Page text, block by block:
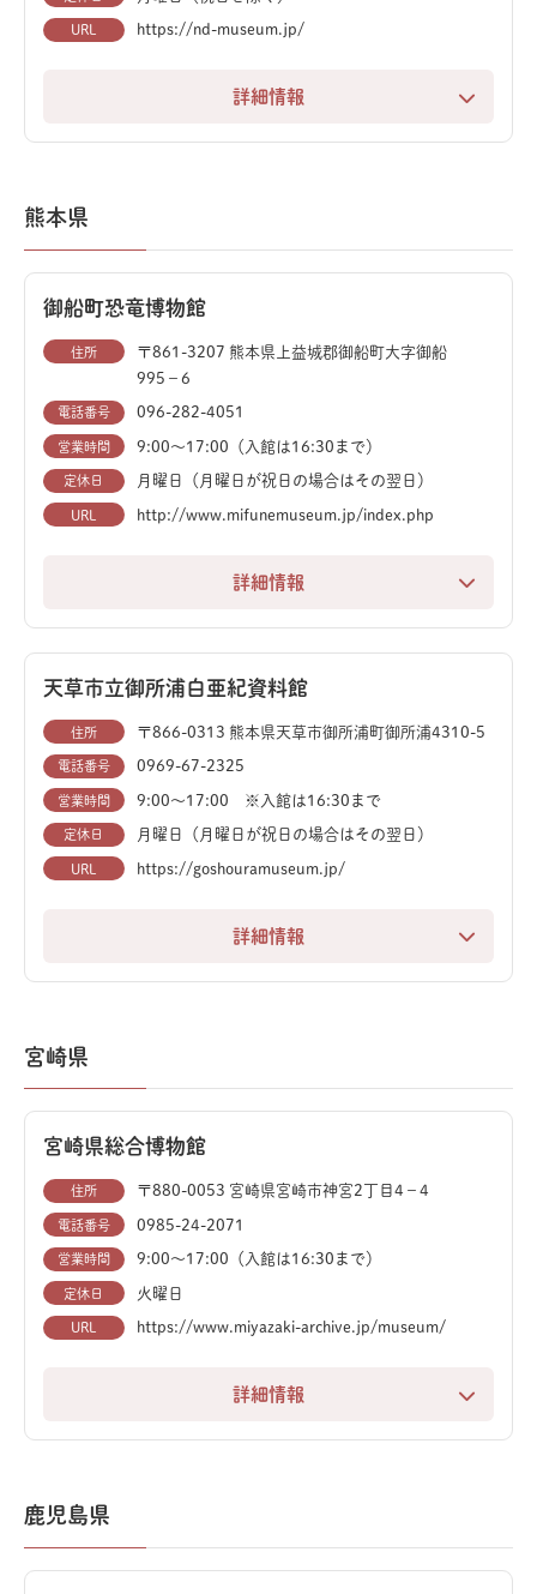
URL https://nd-museum.jp/
詳細情報
長崎市野母崎にあるベネックス恐竜博物館（長崎市恐竜
ています。
一番の見どころは、オランダからやってきた全長約13m
のティラノサウルス「トリックス」の骨格標本です。そ
の巨大な姿は圧倒的な迫力で、学術的にも貴重な標本で
す。さらに、トリケラトプスの本物の角に触れることが
できる、国内唯一の貴重な体験も楽しめます。
すぐ近くでその迫力を体感できます。
展示物の多くが実際に「触れる」ことができ、子どもか
ら大人まで、体を動かしながら恐竜や生命の不思議を学
かす体験も人気です。
また、「現代の恐竜たち」のエリアでは、鳥類や、長崎
にゆかりのあるドードーの全身骨格レプリカも必見で
す。ほぼ毎日開催の「工作ワークショップ」では、オリ
種類のスパイスに漬け込んだ鶏肉を挟んだ「恐竜サン
サウルス×軍艦島」デザインのタオルなど、ここでしか
手に入らないユニークなアイテムが豊富に揃っていま
熊本県
御船町恐竜博物館
住所
〒861-3207 熊本県上益城郡御船町大字御船
995−6
電話番号 096-282-4051
営業時間 9:00～17:00（入館は16:30まで）
定休日 月曜日（月曜日が祝日の場合はその翌日）
URL http://www.mifunemuseum.jp/index.php
詳細情報
白亜紀後期の恐竜化石産出量が日本一の熊本県御船町に
ある、恐竜専門の博物館です。日本で最初に肉食恐竜化
石が発見された地で、国内トップクラスの恐竜全身骨格
展示数を誇ります。
常設展示は、生命史や脊椎動物の進化などをテーマに構
成されています。中でも、展示室中央の「恐竜進化大行
進」は圧巻。ティラノサウルス、トリケラトプス、ブロ
ントサウルス、スコミムスなど、19体もの大迫力の全
展示室を抜けた先にある「オープンラボ」では、研究員
は見られない恐竜研究の現場をリアルタイムで体験でき
ます。
「化石教室」や「ジオハイク」といった体験型学習イベ
ントも充実しており、知的好奇心を満たせるスポットで
す。
天草市立御所浦白亜紀資料館
住所 〒866-0313 熊本県天草市御所浦町御所浦4310-5
電話番号 0969-67-2325
営業時間 9:00～17:00 ※入館は16:30まで
定休日 月曜日（月曜日が祝日の場合はその翌日）
URL https://goshouramuseum.jp/
詳細情報
島全体が「地質の博物館」と呼ばれる熊本県天草市の離
魅力を伝える施設です。
充実しています。ティラノサウルスの複製骨格をはじ
め、約2,000点もの恐竜や魚、貝の貴重な化石を展示。
天草地域の歴史に関する映像も見逃せません。
博物館近くの「トリゴニア砂岩化石採集場」では、約1
億年前の白亜紀の化石発掘体験ができます。ハンマーと
タガネを使い、貝やアンモナイトの化石を探す本格的な
宮崎県
宮崎県総合博物館
住所 〒880-0053 宮崎県宮崎市神宮2丁目4−4
電話番号 0985-24-2071
営業時間 9:00〜17:00（入館は16:30まで）
定休日 火曜日
URL https://www.miyazaki-archive.jp/museum/
詳細情報
自然史、歴史、民俗の3つの分野を網羅する大分県立歴
鹿児島県